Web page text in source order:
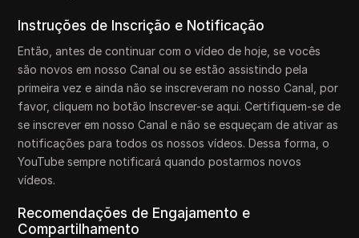
Instruções de Inscrição e Notificação
Então, antes de continuar com o vídeo de hoje, se vocês
são novos em nosso Canal ou se estão assistindo pela
primeira vez e ainda não se inscreveram no nosso Canal, por
favor, cliquem no botão Inscrever-se aqui. Certifiquem-se de
se inscrever em nosso Canal e não se esqueçam de ativar as
notificações para todos os nossos vídeos. Dessa forma, o
YouTube sempre notificará quando postarmos novos
vídeos.
Recomendações de Engajamento e
Compartilhamento